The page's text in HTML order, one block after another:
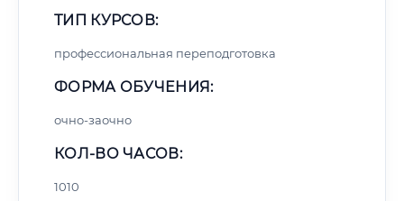
ТИП КУРСОВ:
профессиональная переподготовка
ФОРМА ОБУЧЕНИЯ:
очно-заочно
КОЛ-ВО ЧАСОВ:
1010